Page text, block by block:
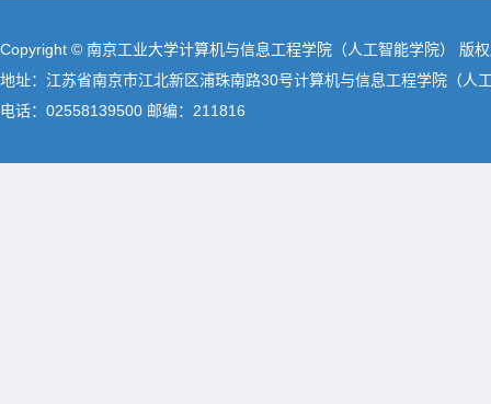
Copyright © 南京工业大学计算机与信息工程学院（人工智能学院） 版
地址：江苏省南京市江北新区浦珠南路30号计算机与信息工程学院（人
电话：02558139500 邮编：211816